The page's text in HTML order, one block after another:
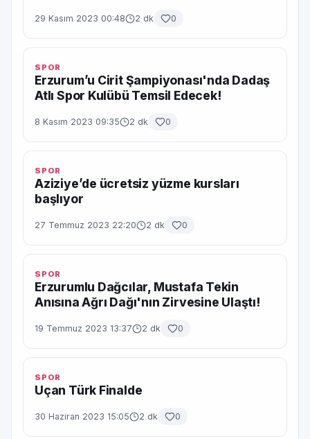
29 Kasım 2023 00:48 2 dk 0
SPOR
Erzurum’u Cirit Şampiyonası'nda Dadaş
Atlı Spor Kulübü Temsil Edecek!
8 Kasım 2023 09:35 2 dk 0
SPOR
Aziziye’de ücretsiz yüzme kursları
başlıyor
27 Temmuz 2023 22:20 2 dk 0
SPOR
Erzurumlu Dağcılar, Mustafa Tekin
Anısına Ağrı Dağı'nın Zirvesine Ulaştı!
19 Temmuz 2023 13:37 2 dk 0
SPOR
Uçan Türk Finalde
30 Haziran 2023 15:05 2 dk 0